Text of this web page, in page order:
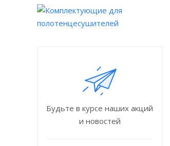
Будьте в курсе наших акций
и новостей